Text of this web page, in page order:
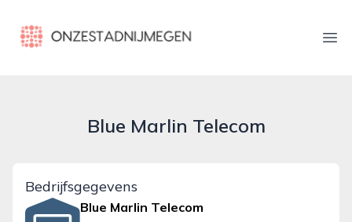
onzestadnijmegen.nl
Blue Marlin Telecom
Bedrijfsgegevens
Blue Marlin Telecom